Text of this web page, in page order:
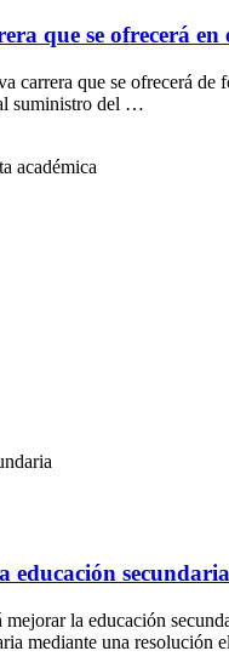
que se ofrecerá en
que se ofrecerá
suministro del …
académica
educación secundaria
la educación
mediante una resolución